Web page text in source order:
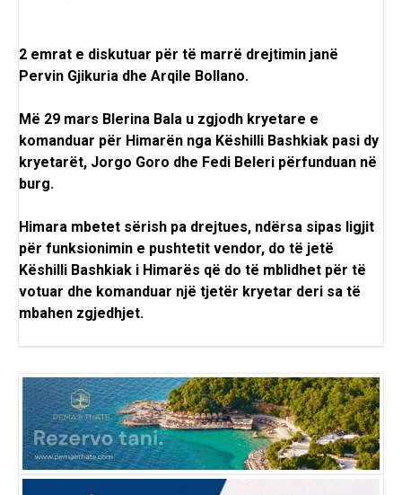
2 emrat e diskutuar për të marrë drejtimin janë
Pervin Gjikuria dhe Arqile Bollano.
Më 29 mars Blerina Bala u zgjodh kryetare e
komanduar për Himarën nga Këshilli Bashkiak pasi dy
kryetarët, Jorgo Goro dhe Fedi Beleri përfunduan në
burg.
Himara mbetet sërish pa drejtues, ndërsa sipas ligjit
për funksionimin e pushtetit vendor, do të jetë
Këshilli Bashkiak i Himarës që do të mblidhet për të
votuar dhe komanduar një tjetër kryetar deri sa të
mbahen zgjedhjet.